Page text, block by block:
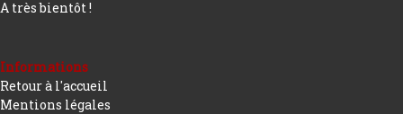
A très bientôt !
Informations
Retour à l'accueil
Mentions légales